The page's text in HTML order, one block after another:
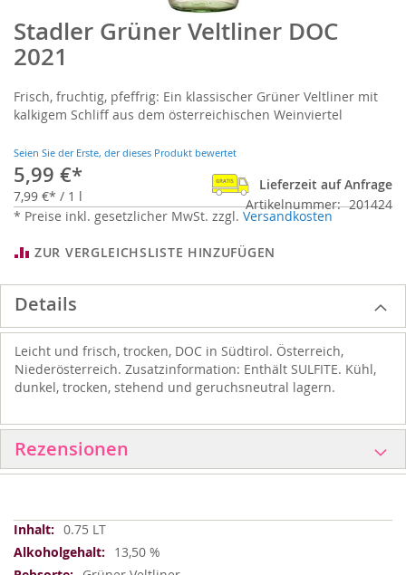
Stadler Grüner Veltliner DOC
2021
Frisch, fruchtig, pfeffrig: Ein klassischer Grüner Veltliner mit
kalkigem Schliff aus dem österreichischen Weinviertel
Seien Sie der Erste, der dieses Produkt bewertet
5,99 €
7,99 € / 1 l
Lieferzeit auf Anfrage
Artikelnummer
201424
* Preise inkl. gesetzlicher MwSt. zzgl. Versandkosten
ZUR VERGLEICHSLISTE HINZUFÜGEN
Zum
Anfang
der
springen
Details
Leicht und frisch, trocken, DOC in Südtirol. Österreich,
Niederösterreich. Zusatzinformation: Enthält SULFITE. Kühl,
dunkel, trocken, stehend und geruchsneutral lagern.
Rezensionen
Weitere
Informationen
0.75 LT
13,50 %